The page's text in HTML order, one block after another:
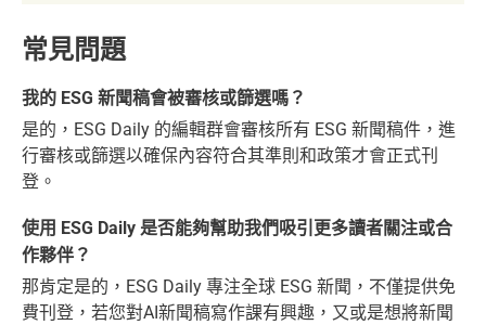
常見問題
我的 ESG 新聞稿會被審核或篩選嗎？
是的，ESG Daily 的編輯群會審核所有 ESG 新聞稿件，進
行審核或篩選以確保內容符合其準則和政策才會正式刊
登。
使用 ESG Daily 是否能夠幫助我們吸引更多讀者關注或合
作夥伴？
那肯定是的，ESG Daily 專注全球 ESG 新聞，不僅提供免
費刊登，若您對AI新聞稿寫作課有興趣，又或是想將新聞